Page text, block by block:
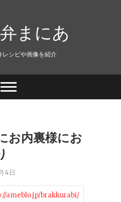
まにあ
レシピや画像を紹介
お内裏様にお
4日
ameblo.jp/brakkurabi/